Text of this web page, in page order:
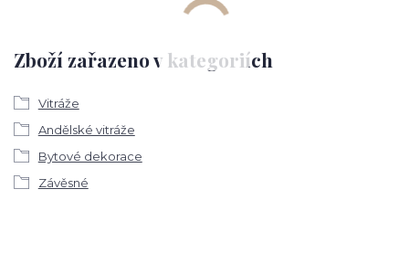
Zboží zařazeno v kategoriích
Vitráže
Andělské vitráže
Bytové dekorace
Závěsné